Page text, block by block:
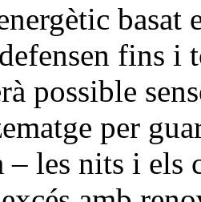
basat
fins i
possible
per
– les nits i els